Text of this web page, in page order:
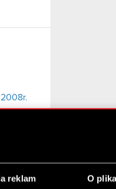
reklam O